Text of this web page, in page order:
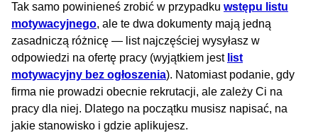
Tak samo powinieneś zrobić w przypadku wstępu listu
motywacyjnego, ale te dwa dokumenty mają jedną
zasadniczą różnicę — list najczęściej wysyłasz w
odpowiedzi na ofertę pracy (wyjątkiem jest list
motywacyjny bez ogłoszenia). Natomiast podanie, gdy
firma nie prowadzi obecnie rekrutacji, ale zależy Ci na
pracy dla niej. Dlatego na początku musisz napisać, na
jakie stanowisko i gdzie aplikujesz.